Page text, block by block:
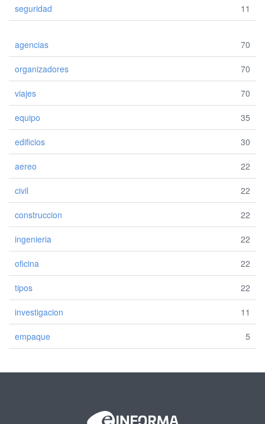
seguridad 11
agencias 70
organizadores 70
viajes 70
equipo 35
edificios 30
aereo 22
civil 22
construccion 22
ingenieria 22
oficina 22
tipos 22
investigacion 11
empaque 5